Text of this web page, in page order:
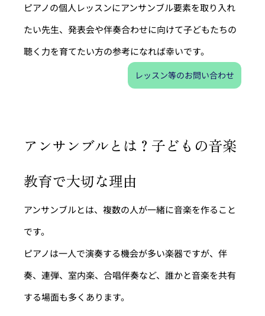
ピアノの個人レッスンにアンサンブル要素を取り入れ
たい先生、発表会や伴奏合わせに向けて子どもたちの
聴く力を育てたい方の参考になれば幸いです。
レッスン等のお問い合わせ
アンサンブルとは？子どもの音楽
教育で大切な理由
アンサンブルとは、複数の人が一緒に音楽を作ること
です。
ピアノは一人で演奏する機会が多い楽器ですが、伴
奏、連弾、室内楽、合唱伴奏など、誰かと音楽を共有
する場面も多くあります。